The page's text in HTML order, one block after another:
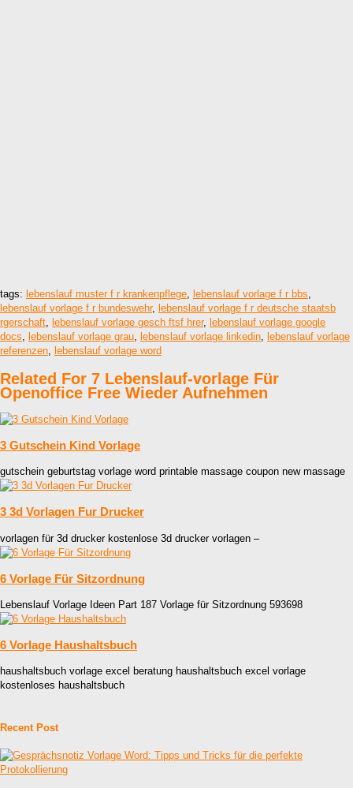
tags: lebenslauf muster f r krankenpflege, lebenslauf vorlage f r bbs,
lebenslauf vorlage f r bundeswehr, lebenslauf vorlage f r deutsche staatsb
rgerschaft, lebenslauf vorlage gesch ftsf hrer, lebenslauf vorlage google
docs, lebenslauf vorlage grau, lebenslauf vorlage linkedin, lebenslauf vorlage
referenzen, lebenslauf vorlage word
Related For 7 Lebenslauf-vorlage Für
Openoffice Free Wieder Aufnehmen
3 Gutschein Kind Vorlage
gutschein geburtstag vorlage word printable massage coupon new massage
3 3d Vorlagen Fur Drucker
vorlagen für 3d drucker kostenlose 3d drucker vorlagen –
6 Vorlage Für Sitzordnung
Lebenslauf Vorlage Ideen Part 187 Vorlage für Sitzordnung 593698
6 Vorlage Haushaltsbuch
haushaltsbuch vorlage excel beratung haushaltsbuch excel vorlage
kostenloses haushaltsbuch
Recent Post